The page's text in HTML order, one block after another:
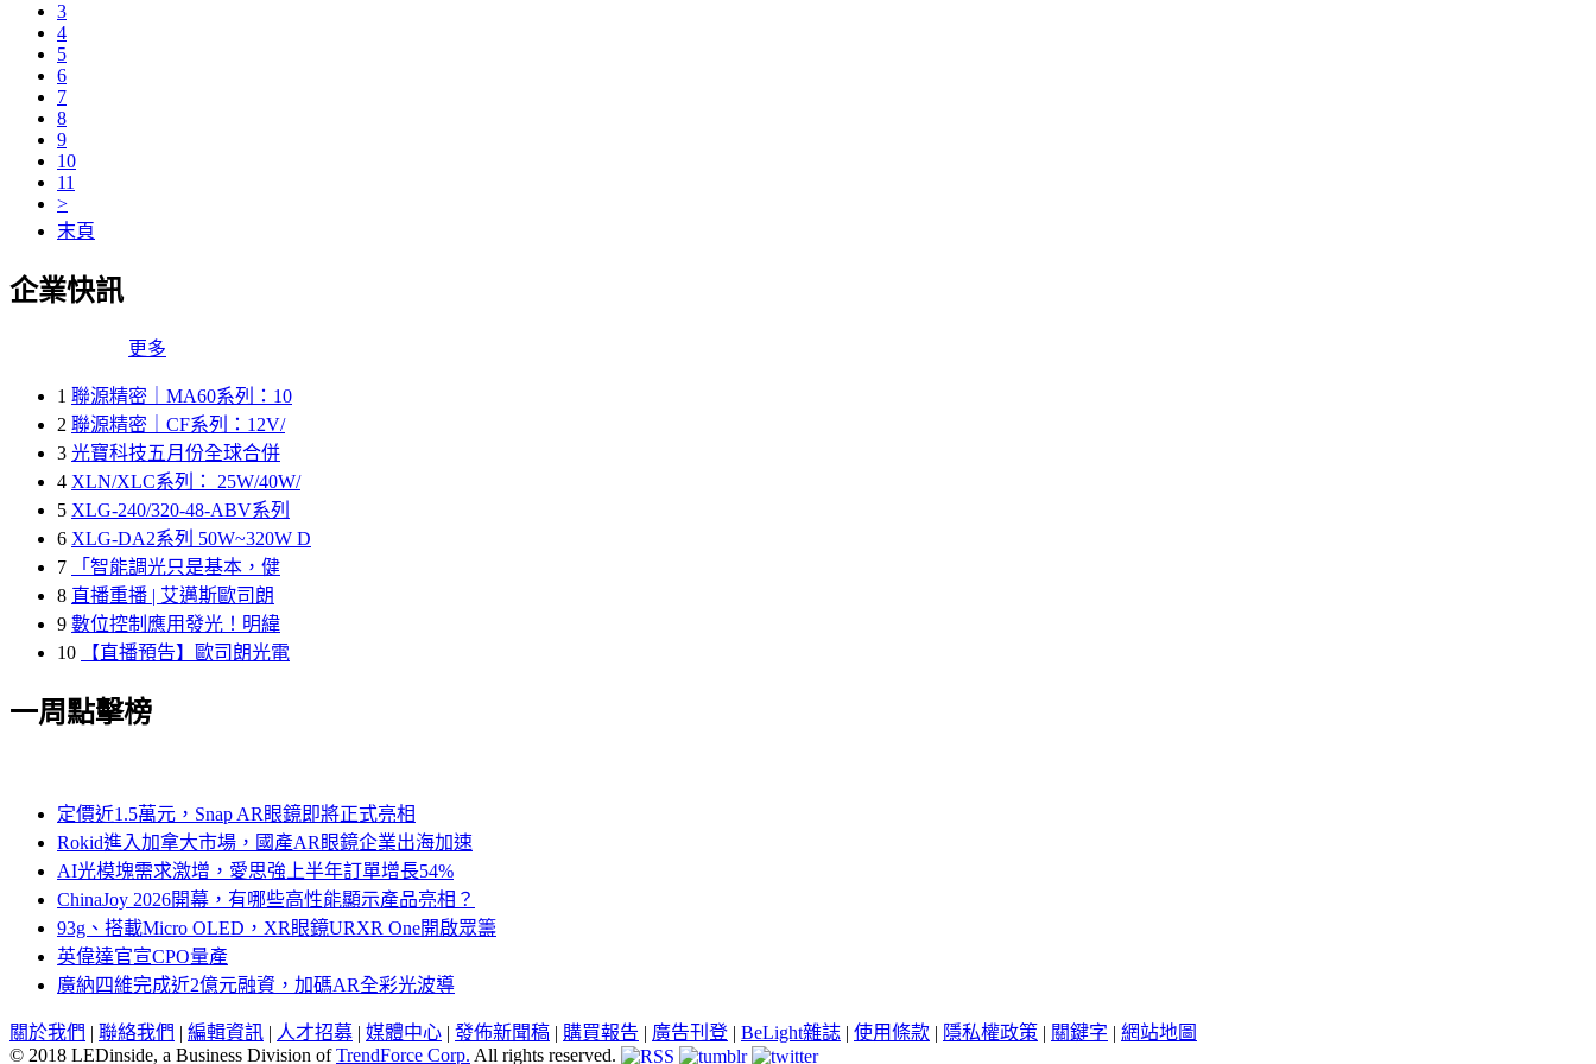
3
4
5
6
7
8
9
10
11
>
末頁
企業快訊
更多
1 聯源精密｜MA60系列：10
2 聯源精密｜CF系列：12V/
3 光寶科技五月份全球合併
4 XLN/XLC系列： 25W/40W/
5 XLG-240/320-48-ABV系列
6 XLG-DA2系列 50W~320W D
7
「智能調光只是基本，健
8 直播重播 | 艾邁斯歐司朗
9 數位控制應用發光！明緯
10
【直播預告】歐司朗光電
一周點擊榜
定價近1.5萬元，Snap AR眼鏡即將正式亮相
Rokid進入加拿大市場，國產AR眼鏡企業出海加速
AI光模塊需求激增，愛思強上半年訂單增長54%
ChinaJoy 2026開幕，有哪些高性能顯示產品亮相？
93g、搭載Micro OLED，XR眼鏡URXR One開啟眾籌
英偉達官宣CPO量產
廣納四維完成近2億元融資，加碼AR全彩光波導
關於我們 | 聯絡我們 | 編輯資訊 | 人才招募 | 媒體中心 | 發佈新聞稿 | 購買報告 | 廣告刊登 | BeLight雜誌 | 使用條款 | 隱私權政策 | 關鍵字 | 網站地圖
© 2018 LEDinside, a Business Division ofTrendForce Corp. All rights reserved.